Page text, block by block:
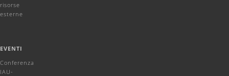
risorse
esterne
EVENTI
Conferenza
IAU-